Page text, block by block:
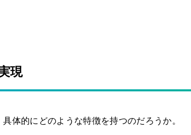
現
体的にどのような特徴を持つのだろうか。